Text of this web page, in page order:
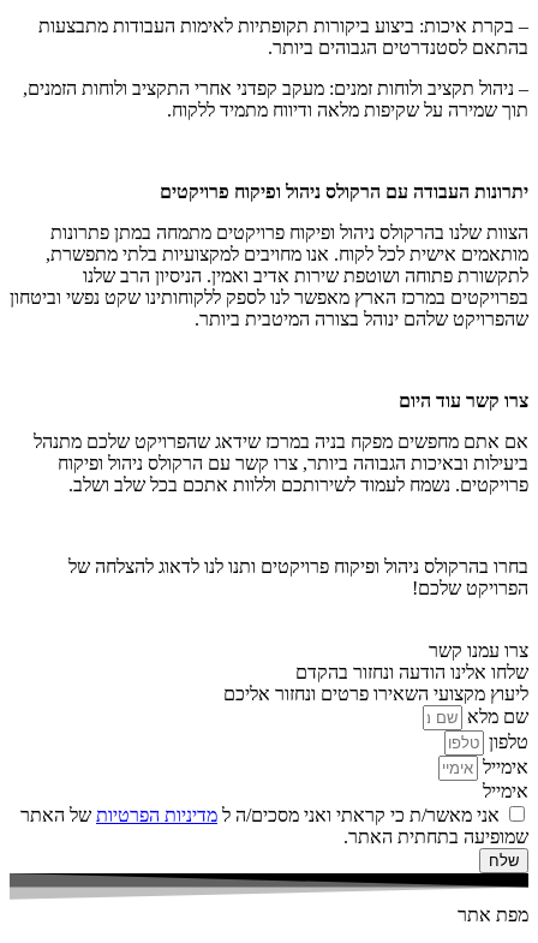
– בקרת איכות: ביצוע ביקורות תקופתיות לאימות העבודות מתבצעות
בהתאם לסטנדרטים הגבוהים ביותר.
– ניהול תקציב ולוחות זמנים: מעקב קפדני אחרי התקציב ולוחות הזמנים,
תוך שמירה על שקיפות מלאה ודיווח מתמיד ללקוח.
יתרונות העבודה עם הרקולס ניהול ופיקוח פרויקטים
הצוות שלנו בהרקולס ניהול ופיקוח פרויקטים מתמחה במתן פתרונות
מותאמים אישית לכל לקוח. אנו מחויבים למקצועיות בלתי מתפשרת,
לתקשורת פתוחה ושוטפת שירות אדיב ואמין. הניסיון הרב שלנו
בפרויקטים במרכז הארץ מאפשר לנו לספק ללקוחותינו שקט נפשי וביטחון
שהפרויקט שלהם ינוהל בצורה המיטבית ביותר.
צרו קשר עוד היום
אם אתם מחפשים מפקח בניה במרכז שידאג שהפרויקט שלכם מתנהל
ביעילות ובאיכות הגבוהה ביותר, צרו קשר עם הרקולס ניהול ופיקוח
פרויקטים. נשמח לעמוד לשירותכם וללוות אתכם בכל שלב ושלב.
בחרו בהרקולס ניהול ופיקוח פרויקטים ותנו לנו לדאוג להצלחה של
הפרויקט שלכם!
צרו עמנו קשר
שלחו אלינו הודעה ונחזור בהקדם
ליעוץ מקצועי השאירו פרטים ונחזור אליכם
שם מלא
טלפון
אימייל
אימייל
אני מאשר/ת כי קראתי ואני מסכים/ה ל מדיניות הפרטיות של האתר
שמופיעה בתחתית האתר.
שלח
מפת אתר